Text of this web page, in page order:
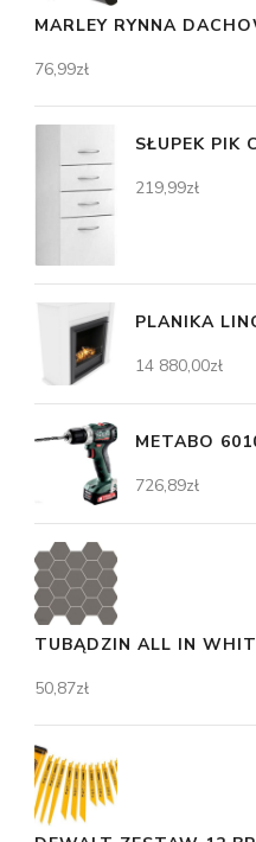
MARLEY RYNNA
76,99zł
SŁUPEK PIK
219,99zł
PLANIKA
14 880,00zł
METABO
726,89zł
TUBĄDZIN ALL IN
50,87zł